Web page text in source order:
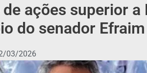
ações superior a
do senador
03/2026